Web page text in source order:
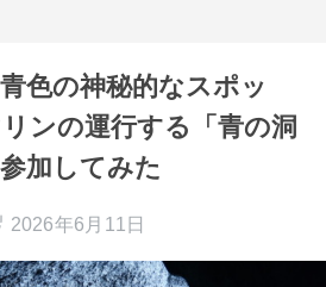
色の神秘的なスポッ
ンの運行する「青の洞
加してみた
2026年6月11日